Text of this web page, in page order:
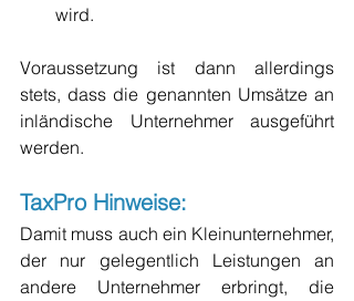
wird.
Voraussetzung ist dann allerdings
stets, dass die genannten Umsätze an
inländische Unternehmer ausgeführt
werden.
TaxPro Hinweise:
Damit muss auch ein Kleinunternehmer,
der nur gelegentlich Leistungen an
andere Unternehmer erbringt, die